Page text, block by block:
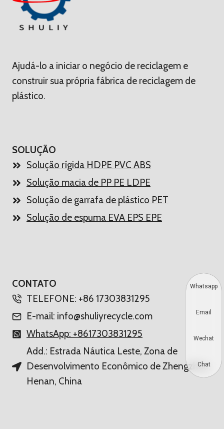
Ajudá-lo a iniciar o negócio de reciclagem e
construir sua própria fábrica de reciclagem de
plástico.
SOLUÇÃO
Solução rígida HDPE PVC ABS
Solução macia de PP PE LDPE
Solução de garrafa de plástico PET
Solução de espuma EVA EPS EPE
CONTATO
TELEFONE: +86 17303831295
E-mail: info@shuliyrecycle.com
WhatsApp: +8617303831295
Add.: Estrada Náutica Leste, Zona de
Desenvolvimento Econômico de Zhengzhou,
Henan, China
Whatsapp
Email
Wechat
Chat